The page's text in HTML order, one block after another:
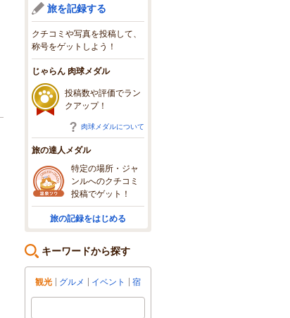
旅を記録する
クチコミや写真を投稿して、
称号をゲットしよう！
じゃらん 肉球メダル
投稿数や評価でラン
クアップ！
肉球メダルについて
旅の達人メダル
特定の場所・ジャ
ンルへのクチコミ
投稿でゲット！
旅の記録をはじめる
キーワードから探す
観光 グルメ イベント 宿